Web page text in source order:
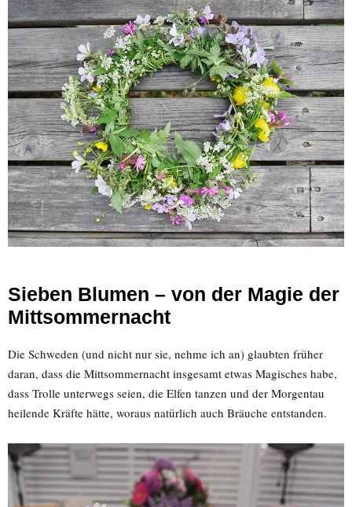
Sieben Blumen – von der Magie der
Mittsommernacht
Die Schweden (und nicht nur sie, nehme ich an) glaubten früher
daran, dass die Mittsommernacht insgesamt etwas Magisches habe,
dass Trolle unterwegs seien, die Elfen tanzen und der Morgentau
heilende Kräfte hätte, woraus natürlich auch Bräuche entstanden.